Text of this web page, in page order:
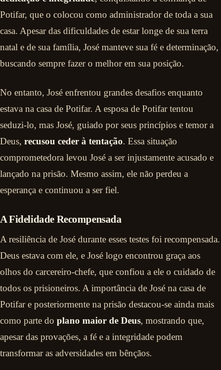
Potifar, que o colocou como administrador de toda a sua
casa. Apesar das dificuldades de estar longe de sua terra
natal e de sua família, José manteve sua fé e determinação,
buscando sempre fazer o melhor em sua posição.
No entanto, José enfrentou grandes desafios enquanto
estava na casa de Potifar. A esposa de Potifar tentou
seduzi-lo, mas José, guiado por seus princípios e temor a
Deus, recusou ceder à tentação. Essa situação
comprometedora levou José a ser injustamente acusado e
lançado na prisão. Mesmo assim, ele não perdeu a
esperança e continuou a ser fiel.
A Fidelidade Recompensada
A resiliência de José durante esses testes foi recompensada.
Deus estava com ele, e José logo encontrou graça aos
olhos do carcereiro-chefe, que confiou a ele o cuidado de
todos os prisioneiros. A importância de José na casa de
Potifar e posteriormente na prisão destacou-se ainda mais
como parte do plano maior de Deus, mostrando que,
apesar das provações, a fé e a integridade podem
transformar as adversidades em bênçãos.